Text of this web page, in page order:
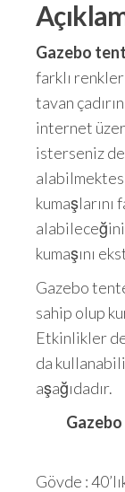
Gazebo
farklı
tavan
internet
isterseniz
kumaşlarını
kumaşını
Gazebo
sahip olup
Etkinlikler
da
aşağıdadır.
Gövde :